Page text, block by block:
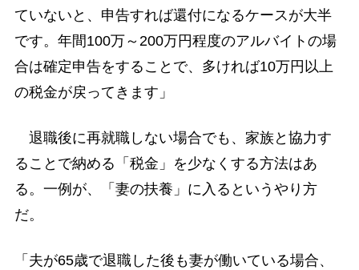
ていないと、申告すれば還付になるケースが大半
です。年間100万～200万円程度のアルバイトの場
合は確定申告をすることで、多ければ10万円以上
の税金が戻ってきます」
退職後に再就職しない場合でも、家族と協力す
ることで納める「税金」を少なくする方法はあ
る。一例が、「妻の扶養」に入るというやり方
だ。
「夫が65歳で退職した後も妻が働いている場合、